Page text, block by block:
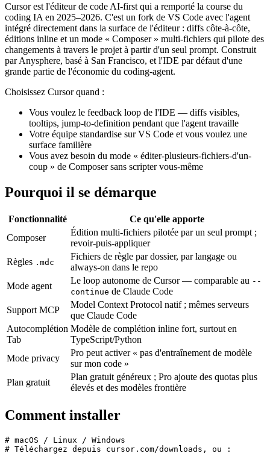
Cursor est l'éditeur de code AI-first qui a remporté la course du
coding IA en 2025–2026. C'est un fork de VS Code avec l'agent
intégré directement dans la surface de l'éditeur : diffs côte-à-côte,
éditions inline et un mode « Composer » multi-fichiers qui pilote des
changements à travers le projet à partir d'un seul prompt. Construit
par Anysphere, basé à San Francisco, et l'IDE par défaut d'une
grande partie de l'économie du coding-agent.
Choisissez Cursor quand :
Vous voulez le feedback loop de l'IDE — diffs visibles,
tooltips, jump-to-definition pendant que l'agent travaille
Votre équipe standardise sur VS Code et vous voulez une
surface familière
Vous avez besoin du mode « éditer-plusieurs-fichiers-d'un-
coup » de Composer sans scripter vous-même
Pourquoi il se démarque
Fonctionnalité
Ce qu'elle apporte
Composer
Édition multi-fichiers pilotée par un seul prompt ;
revoir-puis-appliquer
Règles .mdc
Fichiers de règle par dossier, par langage ou
always-on dans le repo
Mode agent
Le loop autonome de Cursor — comparable au --
continue de Claude Code
Support MCP
Model Context Protocol natif ; mêmes serveurs
que Claude Code
Autocomplétion
Tab
Modèle de complétion inline fort, surtout en
TypeScript/Python
Mode privacy
Pro peut activer « pas d'entraînement de modèle
sur mon code »
Plan gratuit
Plan gratuit généreux ; Pro ajoute des quotas plus
élevés et des modèles frontière
Comment installer
# macOS / Linux / Windows
# Téléchargez depuis cursor.com/downloads, ou :